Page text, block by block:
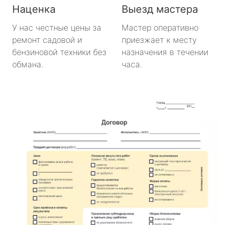
Наценка
У нас честные цены за
ремонт садовой и
бензиновой техники без
обмана.
Выезд мастера
Мастер оперативно
приезжает к месту
назначения в течении
часа.